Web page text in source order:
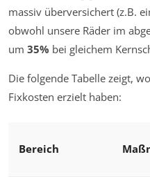
massiv überversichert (z.B.
obwohl unsere Räder im
um 35% bei gleichem
Die folgende Tabelle zeigt,
Fixkosten erzielt haben:
Bereich